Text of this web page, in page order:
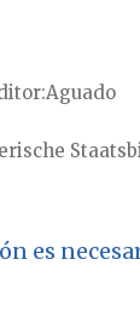
Aguado
es